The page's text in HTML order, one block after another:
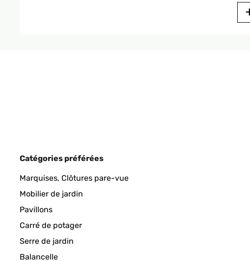
These look nice and the quality is good. The company
Catégories préférées
Marquises, Clôtures pare-vue
Mobilier de jardin
Pavillons
Carré de potager
Serre de jardin
Balancelle